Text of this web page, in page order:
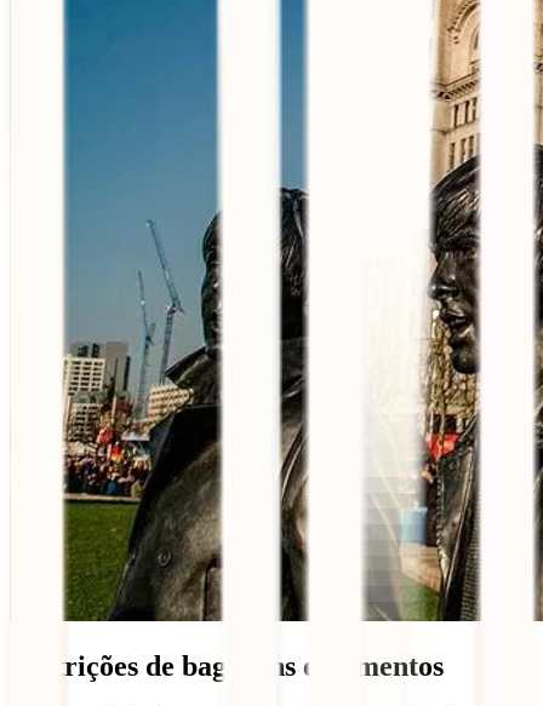
Restrições de bagagens e alimentos